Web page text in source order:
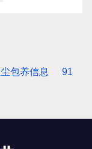
包养信息
91